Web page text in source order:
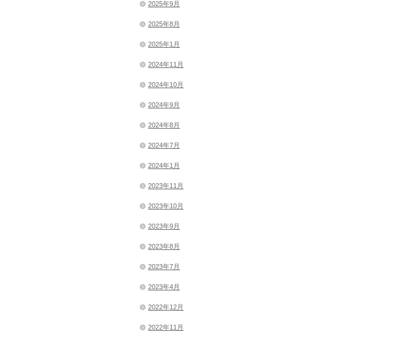
2025年9月
2025年8月
2025年1月
2024年11月
2024年10月
2024年9月
2024年8月
2024年7月
2024年1月
2023年11月
2023年10月
2023年9月
2023年8月
2023年7月
2023年4月
2022年12月
2022年11月